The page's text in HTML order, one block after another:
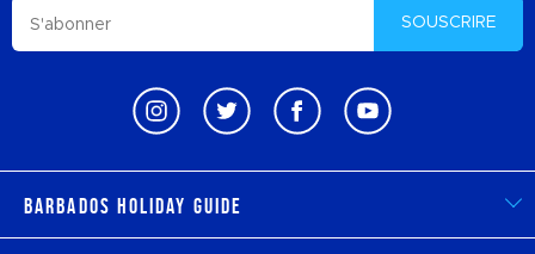
SOUSCRIRE
Barbados Holiday Guide